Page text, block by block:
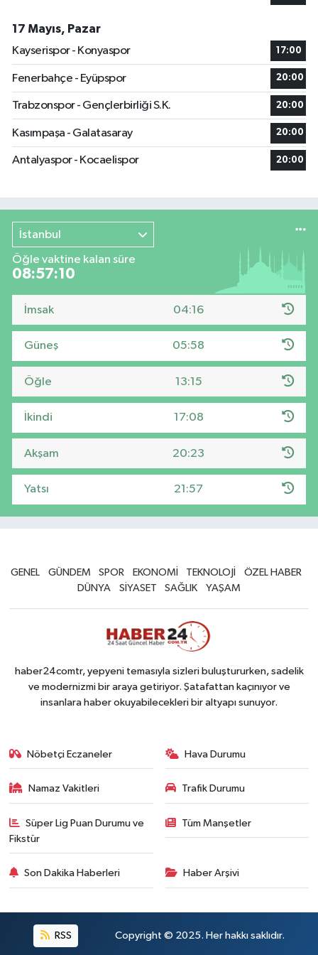
17 Mayıs, Pazar
Kayserispor - Konyaspor
17:00
Fenerbahçe - Eyüpspor 20:00
Trabzonspor - Gençlerbirliği S.K. 20:00
Kasımpaşa - Galatasaray 20:00
Antalyaspor - Kocaelispor 20:00
İstanbul
Öğle vaktine kalan süre
08:57:10
İmsak 04:16
Güneş 05:58
Öğle 13:15
İkindi 17:08
Akşam 20:23
Yatsı 21:57
GENEL GÜNDEM SPOR EKONOMİ TEKNOLOJİ
ÖZEL HABER
DÜNYA
SİYASET SAĞLIK YAŞAM
haber24comtr, yepyeni temasıyla sizleri buluştururken, sadelik
ve modernizmi bir araya getiriyor. Şatafattan kaçınıyor ve
insanlara haber okuyabilecekleri bir altyapı sunuyor.
Nöbetçi Eczaneler Hava Durumu
Namaz Vakitleri Trafik Durumu
Süper Lig Puan Durumu ve
Fikstür
Tüm Manşetler
Son Dakika Haberleri Haber Arşivi
RSS Copyright © 2025. Her hakkı saklıdır.